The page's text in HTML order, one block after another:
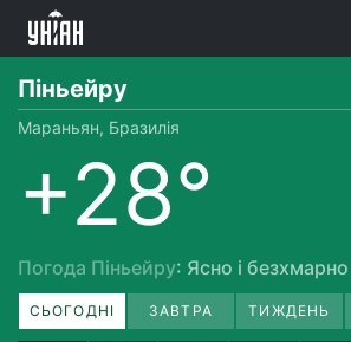
Піньейру
Мараньян, Бразилія
+28°
Погода Піньейру: Ясно і безхмарно
СЬОГОДНІ ЗАВТРА ТИЖДЕНЬ